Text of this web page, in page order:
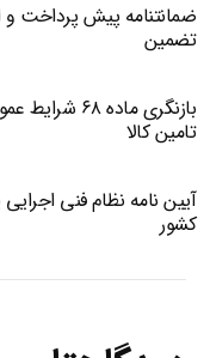
ضمانتنامه پیش پرداخت و
تضمین
بازنگری ماده
تامین کالا
آیین نامه نظام فنی اجرایی
کشور